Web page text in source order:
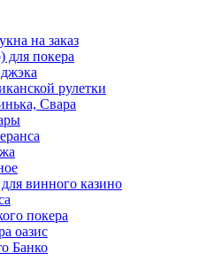
на заказ
для покера
рулетки
Свара
винного казино
покера
оазис
Банко